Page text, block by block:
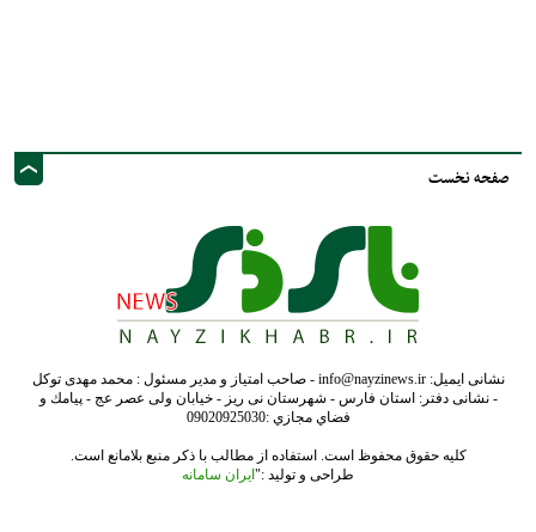
صفحه نخست
نشانی ایمیل: info@nayzinews.ir - صاحب امتیاز و مدیر مسئول : محمد مهدی توکل
- نشانی دفتر: استان فارس - شهرستان نی ریز - خیابان ولی عصر عج - پيامك و
فضاي مجازي :09020925030
کلیه حقوق محفوظ است. استفاده از مطالب با ذکر منبع بلامانع است.
طراحی و تولید :" ایران سامانه